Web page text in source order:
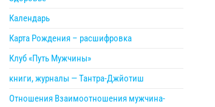
Календарь
Карта Рождения – расшифровка
Клуб «Путь Мужчины»
книги, журналы — Тантра-Джйотиш
Отношения Взаимоотношения мужчина-